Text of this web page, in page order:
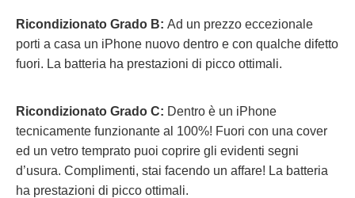
Ricondizionato Grado B: Ad un prezzo eccezionale
porti a casa un iPhone nuovo dentro e con qualche difetto
fuori. La batteria ha prestazioni di picco ottimali.
Ricondizionato Grado C: Dentro è un iPhone
tecnicamente funzionante al 100%! Fuori con una cover
ed un vetro temprato puoi coprire gli evidenti segni
d’usura. Complimenti, stai facendo un affare! La batteria
ha prestazioni di picco ottimali.